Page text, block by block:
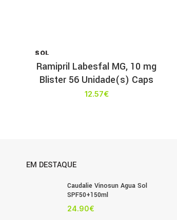
SOL
T
Ramipril Labesfal MG, 10 mg
Blister 56 Unidade(s) Caps
12.57€
EM DESTAQUE
Caudalie Vinosun Agua Sol
SPF50+150ml
24.90€